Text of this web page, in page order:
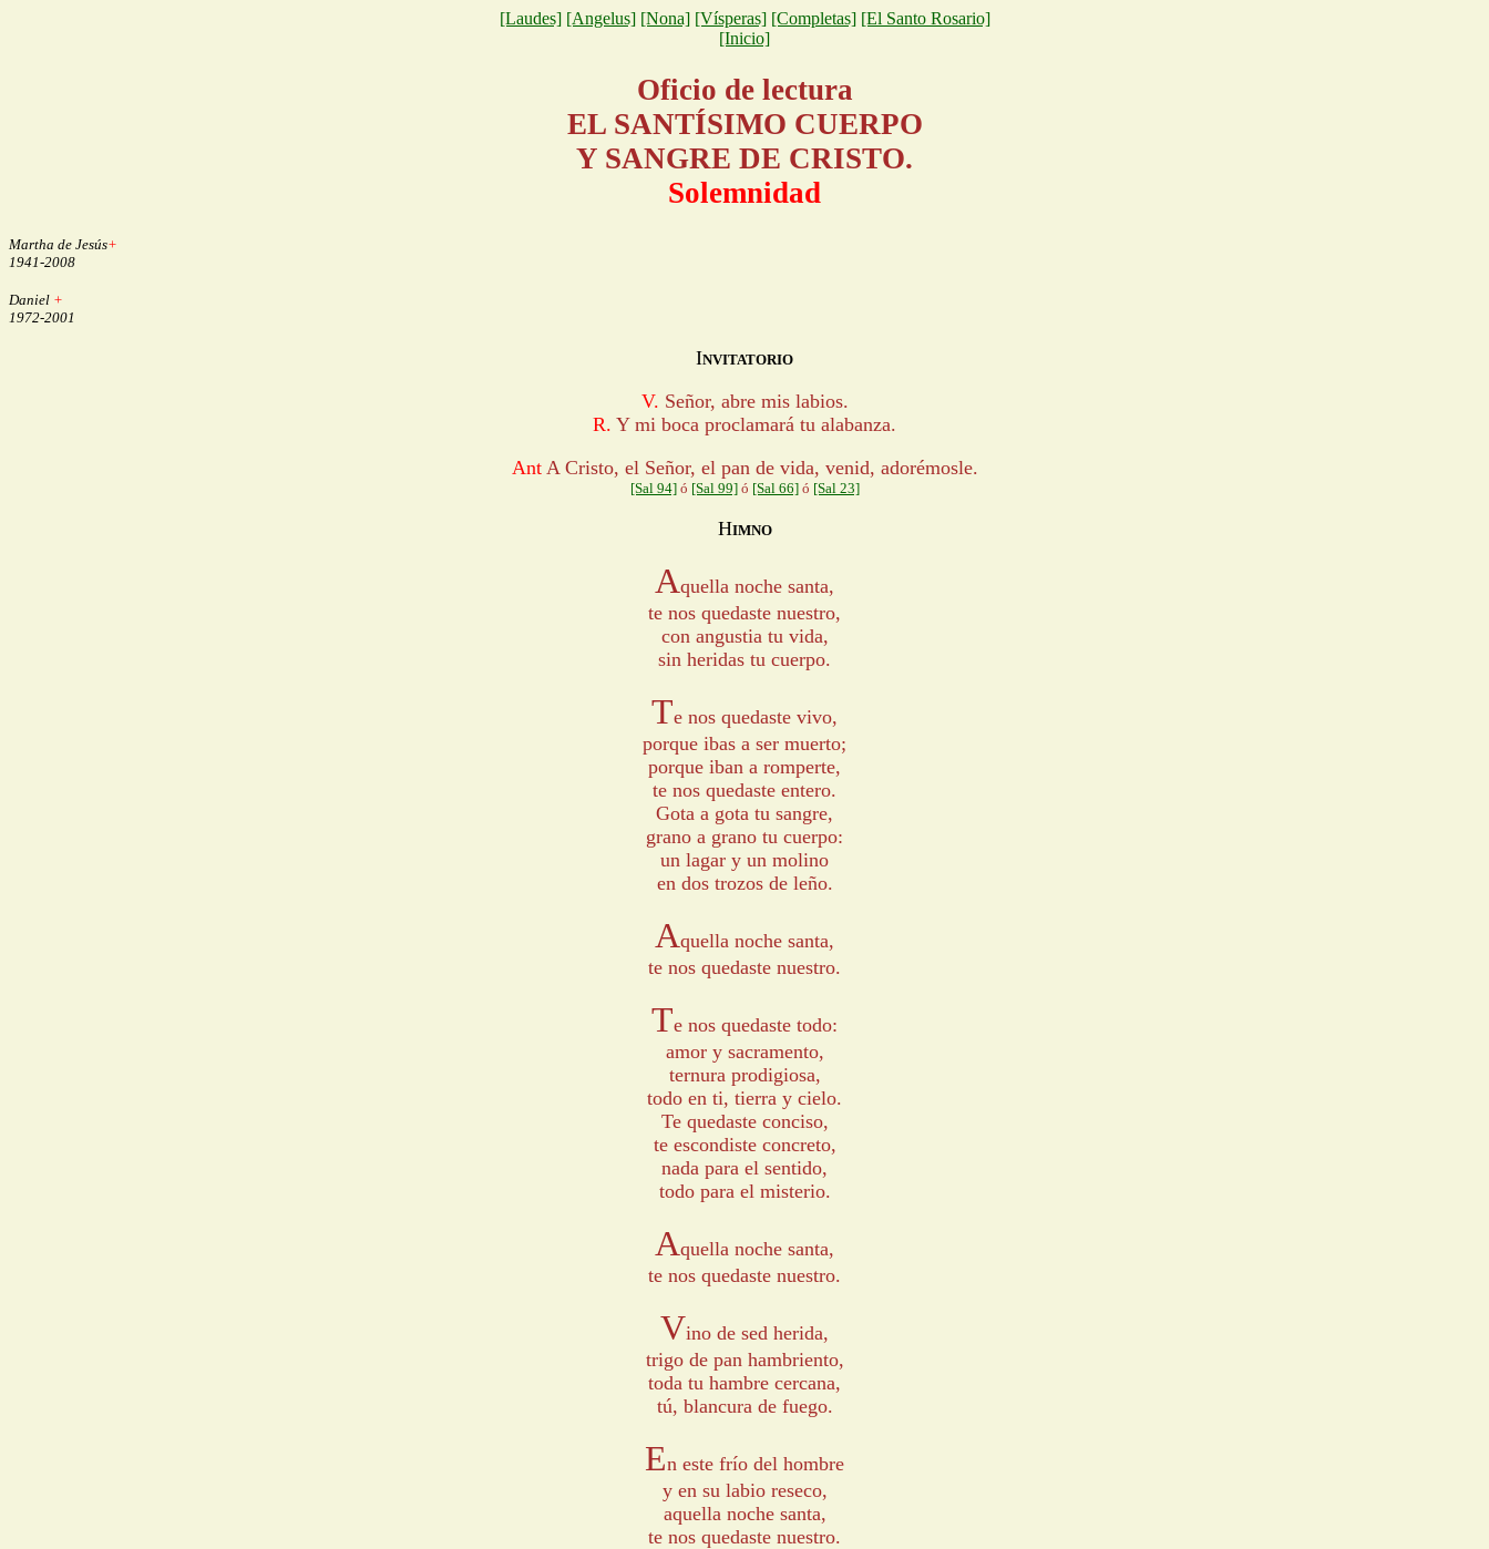
[Laudes] [Angelus] [Nona] [Vísperas] [Completas] [El Santo Rosario]
[Inicio]
Oficio de lectura
EL SANTÍSIMO CUERPO
Y SANGRE DE CRISTO.
Solemnidad
Martha de Jesús+
1941-2008
Daniel +
1972-2001
INVITATORIO
V. Señor, abre mis labios.
R. Y mi boca proclamará tu alabanza.
AntA Cristo, el Señor, el pan de vida, venid, adorémosle.
[Sal 94]ó [Sal 99]ó [Sal 66]ó [Sal 23]
HIMNO
Aquella noche santa,
te nos quedaste nuestro,
con angustia tu vida,
sin heridas tu cuerpo.
Te nos quedaste vivo,
porque ibas a ser muerto;
porque iban a romperte,
te nos quedaste entero.
Gota a gota tu sangre,
grano a grano tu cuerpo:
un lagar y un molino
en dos trozos de leño.
Aquella noche santa,
te nos quedaste nuestro.
Te nos quedaste todo:
amor y sacramento,
ternura prodigiosa,
todo en ti, tierra y cielo.
Te quedaste conciso,
te escondiste concreto,
nada para el sentido,
todo para el misterio.
Aquella noche santa,
te nos quedaste nuestro.
Vino de sed herida,
trigo de pan hambriento,
toda tu hambre cercana,
tú, blancura de fuego.
En este frío del hombre
y en su labio reseco,
aquella noche santa,
te nos quedaste nuestro.